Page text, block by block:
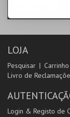
LOJA
Pesquisar
Livro de
Login & Registo de